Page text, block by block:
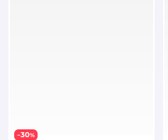
−30%